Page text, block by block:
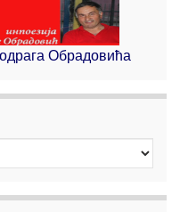
Обрадовића